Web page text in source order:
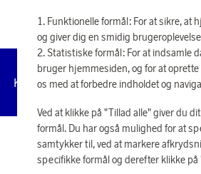
Funktionelle formål: For at sikre, at
og giver dig en smidig
Statistiske formål: For at indsamle
bruger hjemmesiden, og for at
os med at forbedre indholdet og
Ved at klikke på "Tillad alle" giver du
formål. Du har også mulighed for at
samtykker til, ved at markere
specifikke formål og derefter klikke på
Kundeservice Vilkår
© 2026 Scandinavian Airlines System-
902001-7720, 195 87